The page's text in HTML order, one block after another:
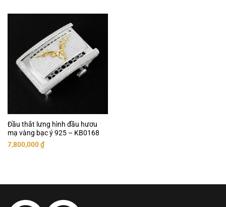
Đầu thắt lưng hình đầu hươu
mạ vàng bạc ý 925 – KB0168
7,800,000₫